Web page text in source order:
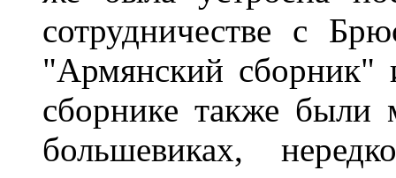
сотрудничестве с
"Армянский сборник"
сборнике также
большевиках,